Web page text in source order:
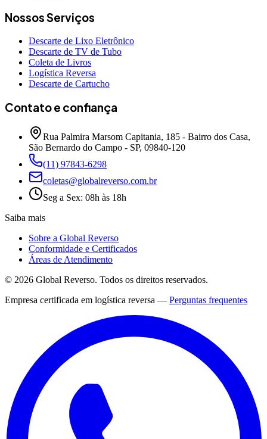
Nossos Serviços
Descarte de Lixo Eletrônico
Descarte de TV de Tubo
Coleta de Livros
Logística Reversa
Descarte de Cartucho
Contato e confiança
Rua Palmira Marsom Capitania, 185 - Bairro dos Casa,
São Bernardo do Campo - SP, 09840-120
(11) 97843-6298
coletas@globalreverso.com.br
Seg a Sex: 08h às 18h
Saiba mais
Sobre a Global Reverso
Conformidade e Certificados
Áreas de Atendimento
© 2026 Global Reverso. Todos os direitos reservados.
Empresa certificada em logística reversa — Perguntas frequentes